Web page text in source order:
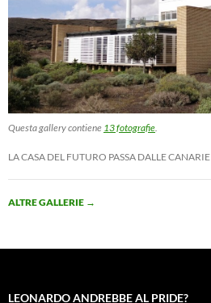
Questa gallery contiene 13 fotografie
LA CASA DEL FUTURO PASSA DALLE CANARIE
ALTRE GALLERIE →
LEONARDO ANDREBBE AL PRIDE?